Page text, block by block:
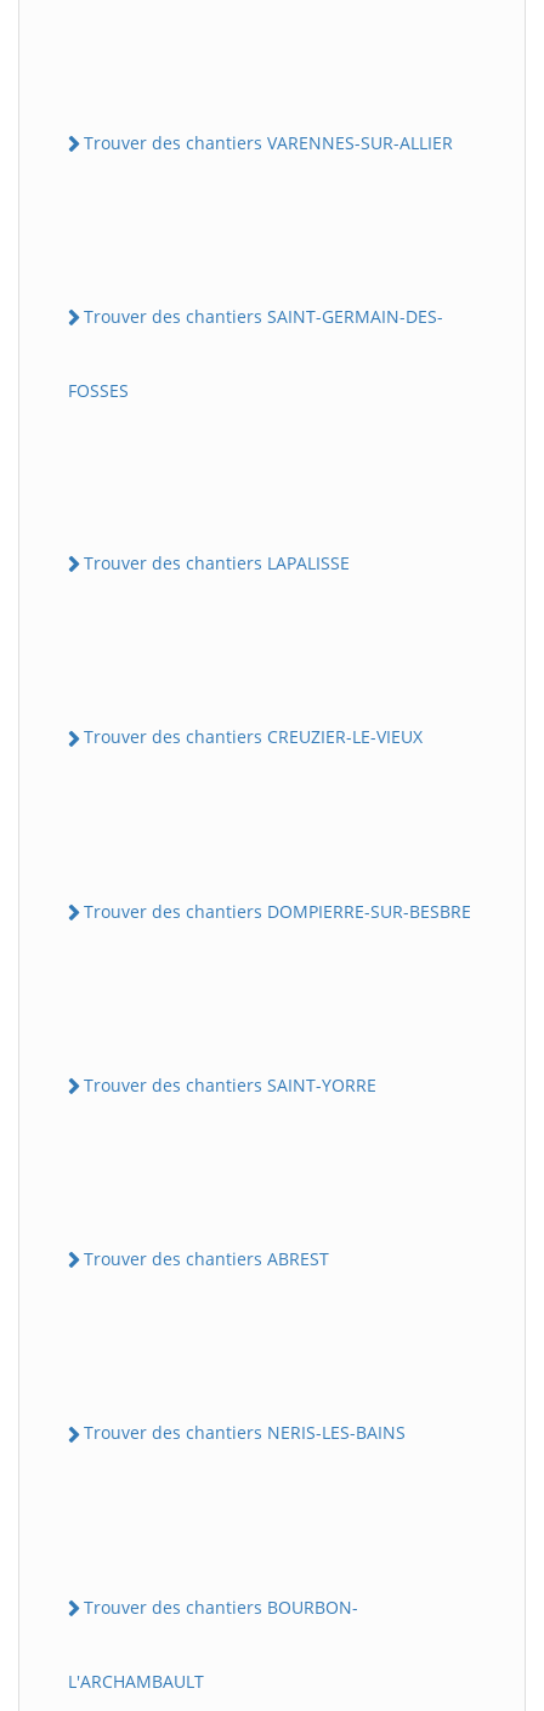
Trouver des chantiers VARENNES-SUR-ALLIER
Trouver des chantiers SAINT-GERMAIN-DES-
FOSSES
Trouver des chantiers LAPALISSE
Trouver des chantiers CREUZIER-LE-VIEUX
Trouver des chantiers DOMPIERRE-SUR-BESBRE
Trouver des chantiers SAINT-YORRE
Trouver des chantiers ABREST
Trouver des chantiers NERIS-LES-BAINS
Trouver des chantiers BOURBON-
L'ARCHAMBAULT